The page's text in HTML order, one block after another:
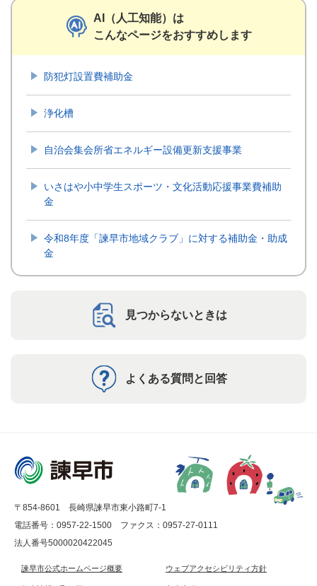
AI（人工知能）は
こんなページをおすすめします
防犯灯設置費補助金
浄化槽
自治会集会所省エネルギー設備更新支援事業
いさはや小中学生スポーツ・文化活動応援事業費補助
金
令和8年度「諫早市地域クラブ」に対する補助金・助成
金
見つからないときは
よくある質問と回答
〒854-8601 長崎県諫早市東小路町7-1
電話番号：0957-22-1500
ファクス：0957-27-0111
法人番号5000020422045
諫早市公式ホームページ概要 ウェブアクセシビリティ方針